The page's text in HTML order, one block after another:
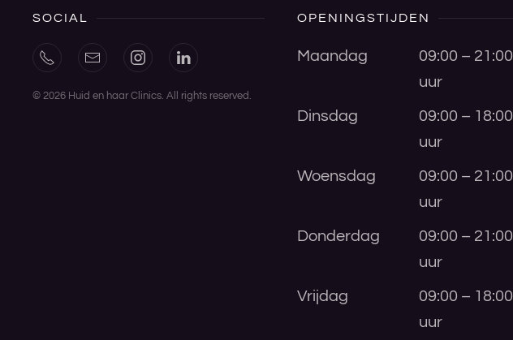
SOCIAL
© 2026 Huid en haar Clinics. All rights reserved.
OPENINGSTIJDEN
Maandag
09:00 – 21:00
uur
Dinsdag
09:00 – 18:00
uur
Woensdag
09:00 – 21:00
uur
Donderdag
09:00 – 21:00
uur
Vrijdag
09:00 – 18:00
uur